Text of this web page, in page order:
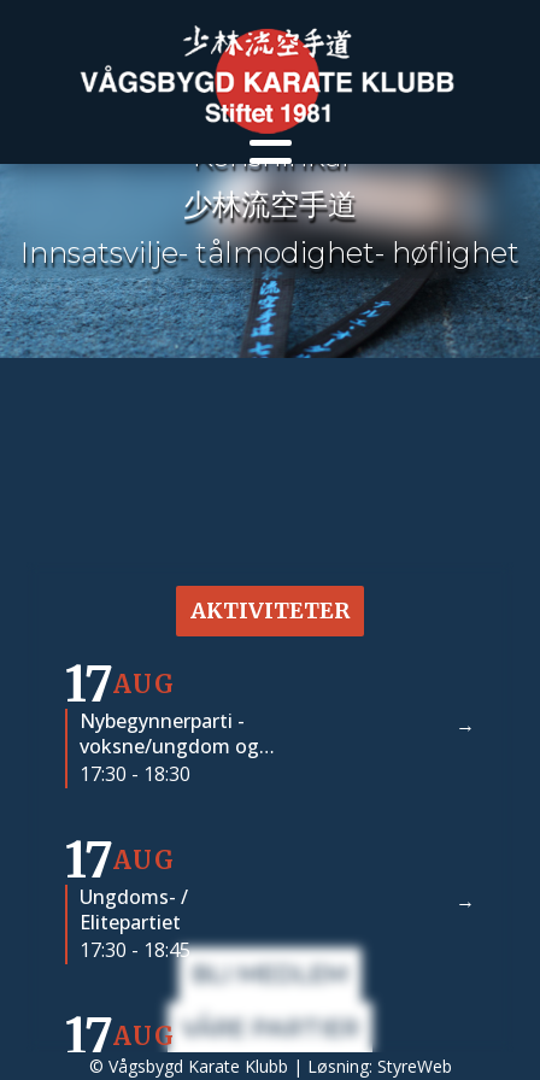
BLI MEDLEM
VÅRE PARTIER
Stilarten –Shorin Ryu Karatedo –
Kenshinkai
少林流空手道
Innsatsvilje- tålmodighet- høflighet
AKTIVITETER
17AUG
Nybegynnerparti -
voksne/ungdom og
voksen med barn
17:30 - 18:30
17AUG
Ungdoms- /
Elitepartiet
17:30 - 18:45
17AUG
Voksenparti
© Vågsbygd Karate Klubb | Løsning: StyreWeb